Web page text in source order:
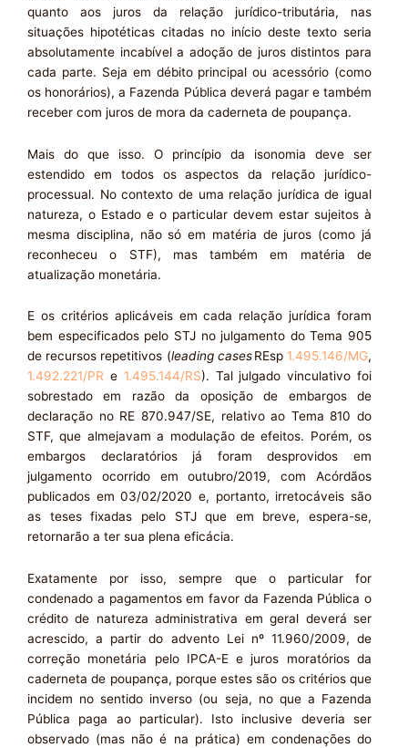
quanto aos juros da relação jurídico-tributária, nas
situações hipotéticas citadas no início deste texto seria
absolutamente incabível a adoção de juros distintos para
cada parte. Seja em débito principal ou acessório (como
os honorários), a Fazenda Pública deverá pagar e também
receber com juros de mora da caderneta de poupança.
Mais do que isso. O princípio da isonomia deve ser
estendido em todos os aspectos da relação jurídico-
processual. No contexto de uma relação jurídica de igual
natureza, o Estado e o particular devem estar sujeitos à
mesma disciplina, não só em matéria de juros (como já
reconheceu o STF), mas também em matéria de
atualização monetária.
E os critérios aplicáveis em cada relação jurídica foram
bem especificados pelo STJ no julgamento do Tema 905
de recursos repetitivos (leadingcasesREsp 1.495.146/MG,
1.492.221/PR e 1.495.144/RS). Tal julgado vinculativo foi
sobrestado em razão da oposição de embargos de
declaração no RE 870.947/SE, relativo ao Tema 810 do
STF, que almejavam a modulação de efeitos. Porém, os
embargos declaratórios já foram desprovidos em
julgamento ocorrido em outubro/2019, com Acórdãos
publicados em 03/02/2020 e, portanto, irretocáveis são
as teses fixadas pelo STJ que em breve, espera-se,
retornarão a ter sua plena eficácia.
Exatamente por isso, sempre que o particular for
condenado a pagamentos em favor da Fazenda Pública o
crédito de natureza administrativa em geral deverá ser
acrescido, a partir do advento Lei nº 11.960/2009, de
correção monetária pelo IPCA-E e juros moratórios da
caderneta de poupança, porque estes são os critérios que
incidem no sentido inverso (ou seja, no que a Fazenda
Pública paga ao particular). Isto inclusive deveria ser
observado (mas não é na prática) em condenações do